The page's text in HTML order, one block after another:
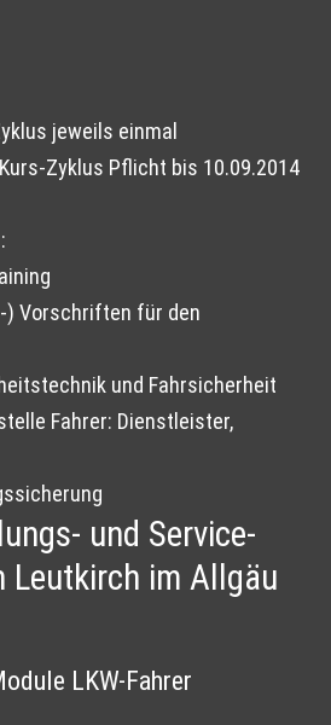
jeweils einmal
Zyklus Pflicht bis 10.09.2014
) Vorschriften für den
und Fahrsicherheit
Fahrer: Dienstleister,
und Service-
Leutkirch im Allgäu
LKW-Fahrer